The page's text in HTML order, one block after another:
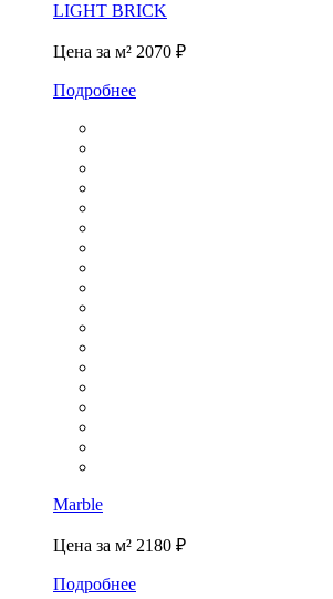
LIGHT BRICK
Цена за м² 2070 ₽
Подробнее
Marble
Цена за м² 2180 ₽
Подробнее